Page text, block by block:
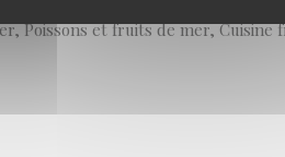
Poissons et fruits de mer, Cuisine